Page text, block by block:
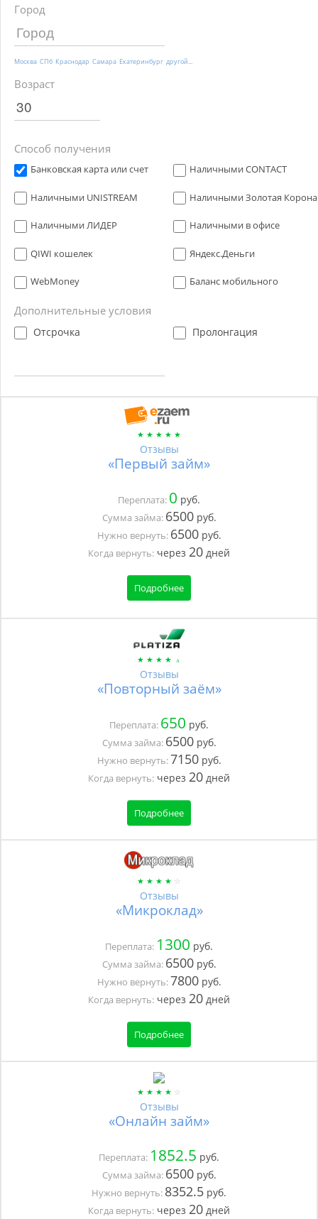
Город
Москва СПб Краснодар Самара Екатеринбург другой...
Возраст
Способ получения
Банковская карта или счет Наличными CONTACT
Наличными UNISTREAM Наличными Золотая Корона
Наличными ЛИДЕР Наличными в офисе
QIWI кошелек Яндекс.Деньги
WebMoney Баланс мобильного
Дополнительные условия
Отсрочка Пролонгация
Отзывы
«Первый займ»
Переплата: 0 руб.
Сумма займа: 6500руб.
Нужно вернуть: 6500руб.
Когда вернуть: через 20 дней
Подробнее
Отзывы
«Повторный заём»
Переплата: 650 руб.
Сумма займа: 6500руб.
Нужно вернуть:7150руб.
Когда вернуть: через 20 дней
Подробнее
Отзывы
«Микроклад»
Переплата: 1300 руб.
Сумма займа: 6500руб.
Нужно вернуть:7800руб.
Когда вернуть: через 20 дней
Подробнее
Отзывы
«Онлайн займ»
Переплата: 1852.5 руб.
Сумма займа: 6500руб.
Нужно вернуть: 8352.5 руб.
Когда вернуть: через 20 дней